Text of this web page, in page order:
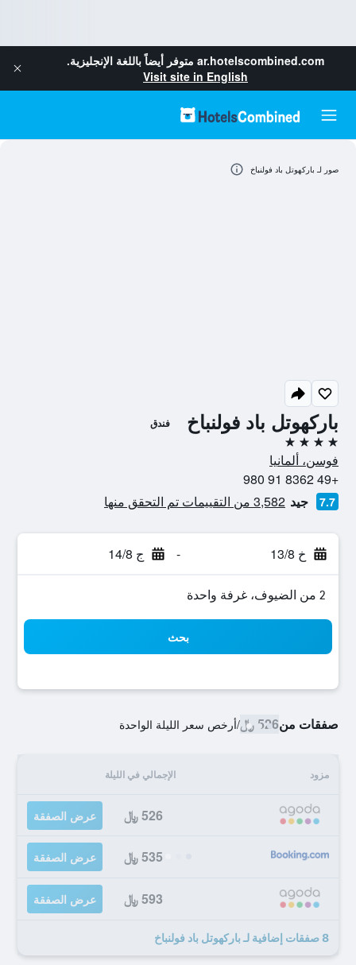
ar.hotelscombined.com متوفر أيضاً باللغة الإنجليزية.
Visit site in English
باركهوتل باد فولنباخ فندق
4 نجوم
فوسن، ألمانيا
+49 8362 91 980
7.7 جيد 3,582 من التقييمات تم التحقق منها
خ 13/8 - ج 14/8
2 من الضيوف، غرفة واحدة
بحث
صفقات من526 ﷼ /أرخص سعر الليلة الواحدة
مزود الإجمالي في الليلة
526 ﷼ عرض الصفقة
535 ﷼ عرض الصفقة
593 ﷼ عرض الصفقة
8 صفقات إضافية لـ باركهوتل باد فولنباخ
صور لـ باركهوتل باد فولنباخ